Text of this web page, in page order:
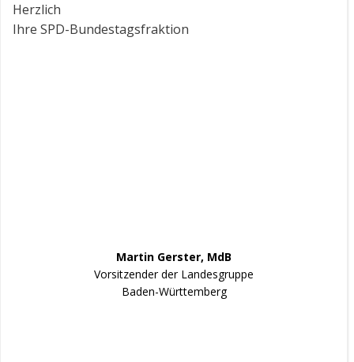
Herzlich
Ihre SPD-Bundestagsfraktion
Martin Gerster, MdB
Vorsitzender der Landesgruppe
Baden-Württemberg